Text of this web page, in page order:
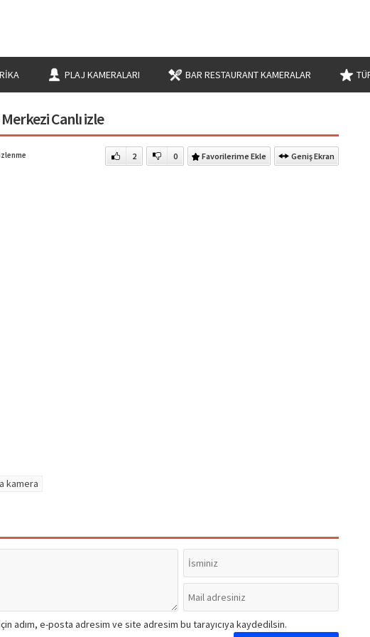
PLAJ KAMERALARI BAR RESTAURANT KAMERALAR
Canlı izle
2 0 Favorilerime Ekle Geniş Ekran
kamera
adım, e-posta adresim ve site adresim bu tarayıcıya kaydedilsin.